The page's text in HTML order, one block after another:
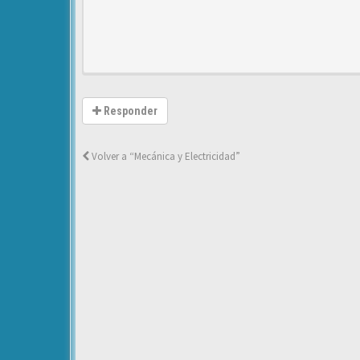
Responder
Volver a “Mecánica y Electricidad”